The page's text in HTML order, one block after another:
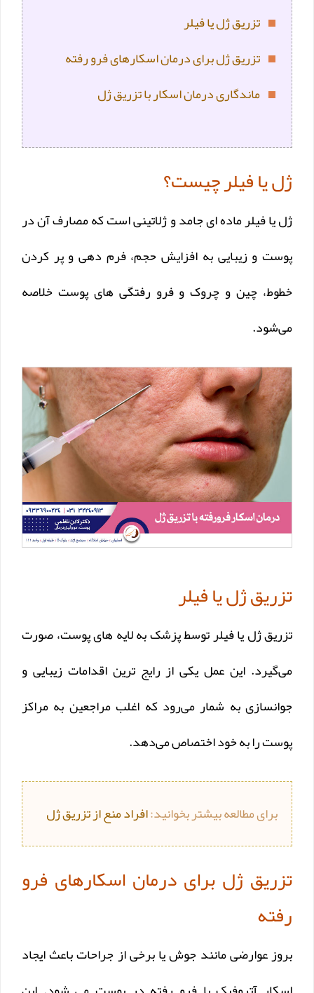
تزریق ژل یا فیلر
تزریق ژل برای درمان اسکارهای فرو رفته
ماندگاری درمان اسکار با تزریق ژل
ژل یا فیلر چیست؟
ژل یا فیلر ماده ای جامد و ژلاتینی است که مصارف آن در
پوست و زیبایی به افزایش حجم، فرم دهی و پر کردن
خطوط، چین و چروک و فرو رفتگی های پوست خلاصه
می‌شود.
تزریق ژل یا فیلر
تزریق ژل یا فیلر توسط پزشک به لایه های پوست، صورت
می‌گیرد. این عمل یکی از رایج ترین اقدامات زیبایی و
جوانسازی به شمار می‌رود که اغلب مراجعین به مراکز
پوست را به خود اختصاص می‌دهد.
برای مطالعه بیشتر بخوانید:افراد منع از تزریق ژل
تزریق ژل برای درمان اسکارهای فرو
رفته
بروز عوارضی مانند جوش یا برخی از جراحات باعث ایجاد